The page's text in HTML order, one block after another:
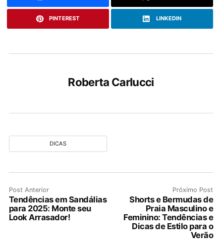
PINTEREST LINKEDIN
Roberta Carlucci
DICAS
Post Anterior
Tendências em Sandálias
para 2025: Monte seu
Look Arrasador!
Próximo Post
Shorts e Bermudas de
Praia Masculino e
Feminino: Tendências e
Dicas de Estilo para o
Verão